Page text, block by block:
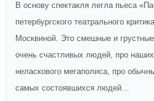
В основу спектакля легла пьеса
петербургского театрального
Москвиной. Это смешные и
очень счастливых людей, про
неласкового мегаполиса, про
самых состоявшихся людей…